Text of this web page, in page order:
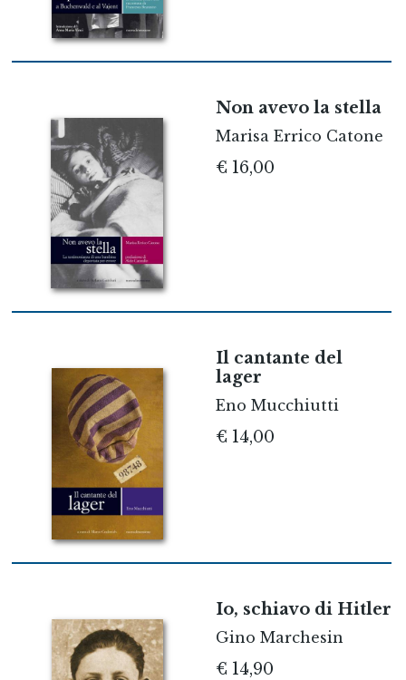
Non avevo la stella
Marisa Errico Catone
€ 16,00
Il cantante del
lager
Eno Mucchiutti
€ 14,00
Io, schiavo di Hitler
Gino Marchesin
€ 14,90